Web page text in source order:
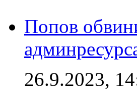
Попов
26.9.2023,